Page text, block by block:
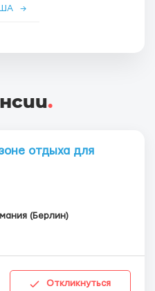
→
.
отдыха для
(Берлин)
Откликнуться